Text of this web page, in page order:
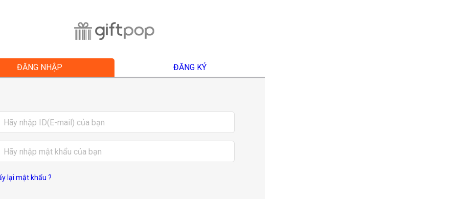
ĐĂNG NHẬP ĐĂNG KÝ
lại mật khẩu ?